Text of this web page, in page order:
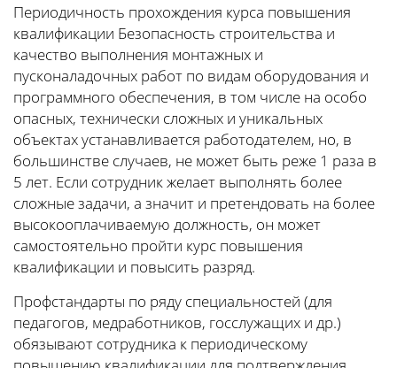
Периодичность прохождения курса повышения
квалификации Безопасность строительства и
качество выполнения монтажных и
пусконаладочных работ по видам оборудования и
программного обеспечения, в том числе на особо
опасных, технически сложных и уникальных
объектах устанавливается работодателем, но, в
большинстве случаев, не может быть реже 1 раза в
5 лет. Если сотрудник желает выполнять более
сложные задачи, а значит и претендовать на более
высокооплачиваемую должность, он может
самостоятельно пройти курс повышения
квалификации и повысить разряд.
Профстандарты по ряду специальностей (для
педагогов, медработников, госслужащих и др.)
обязывают сотрудника к периодическому